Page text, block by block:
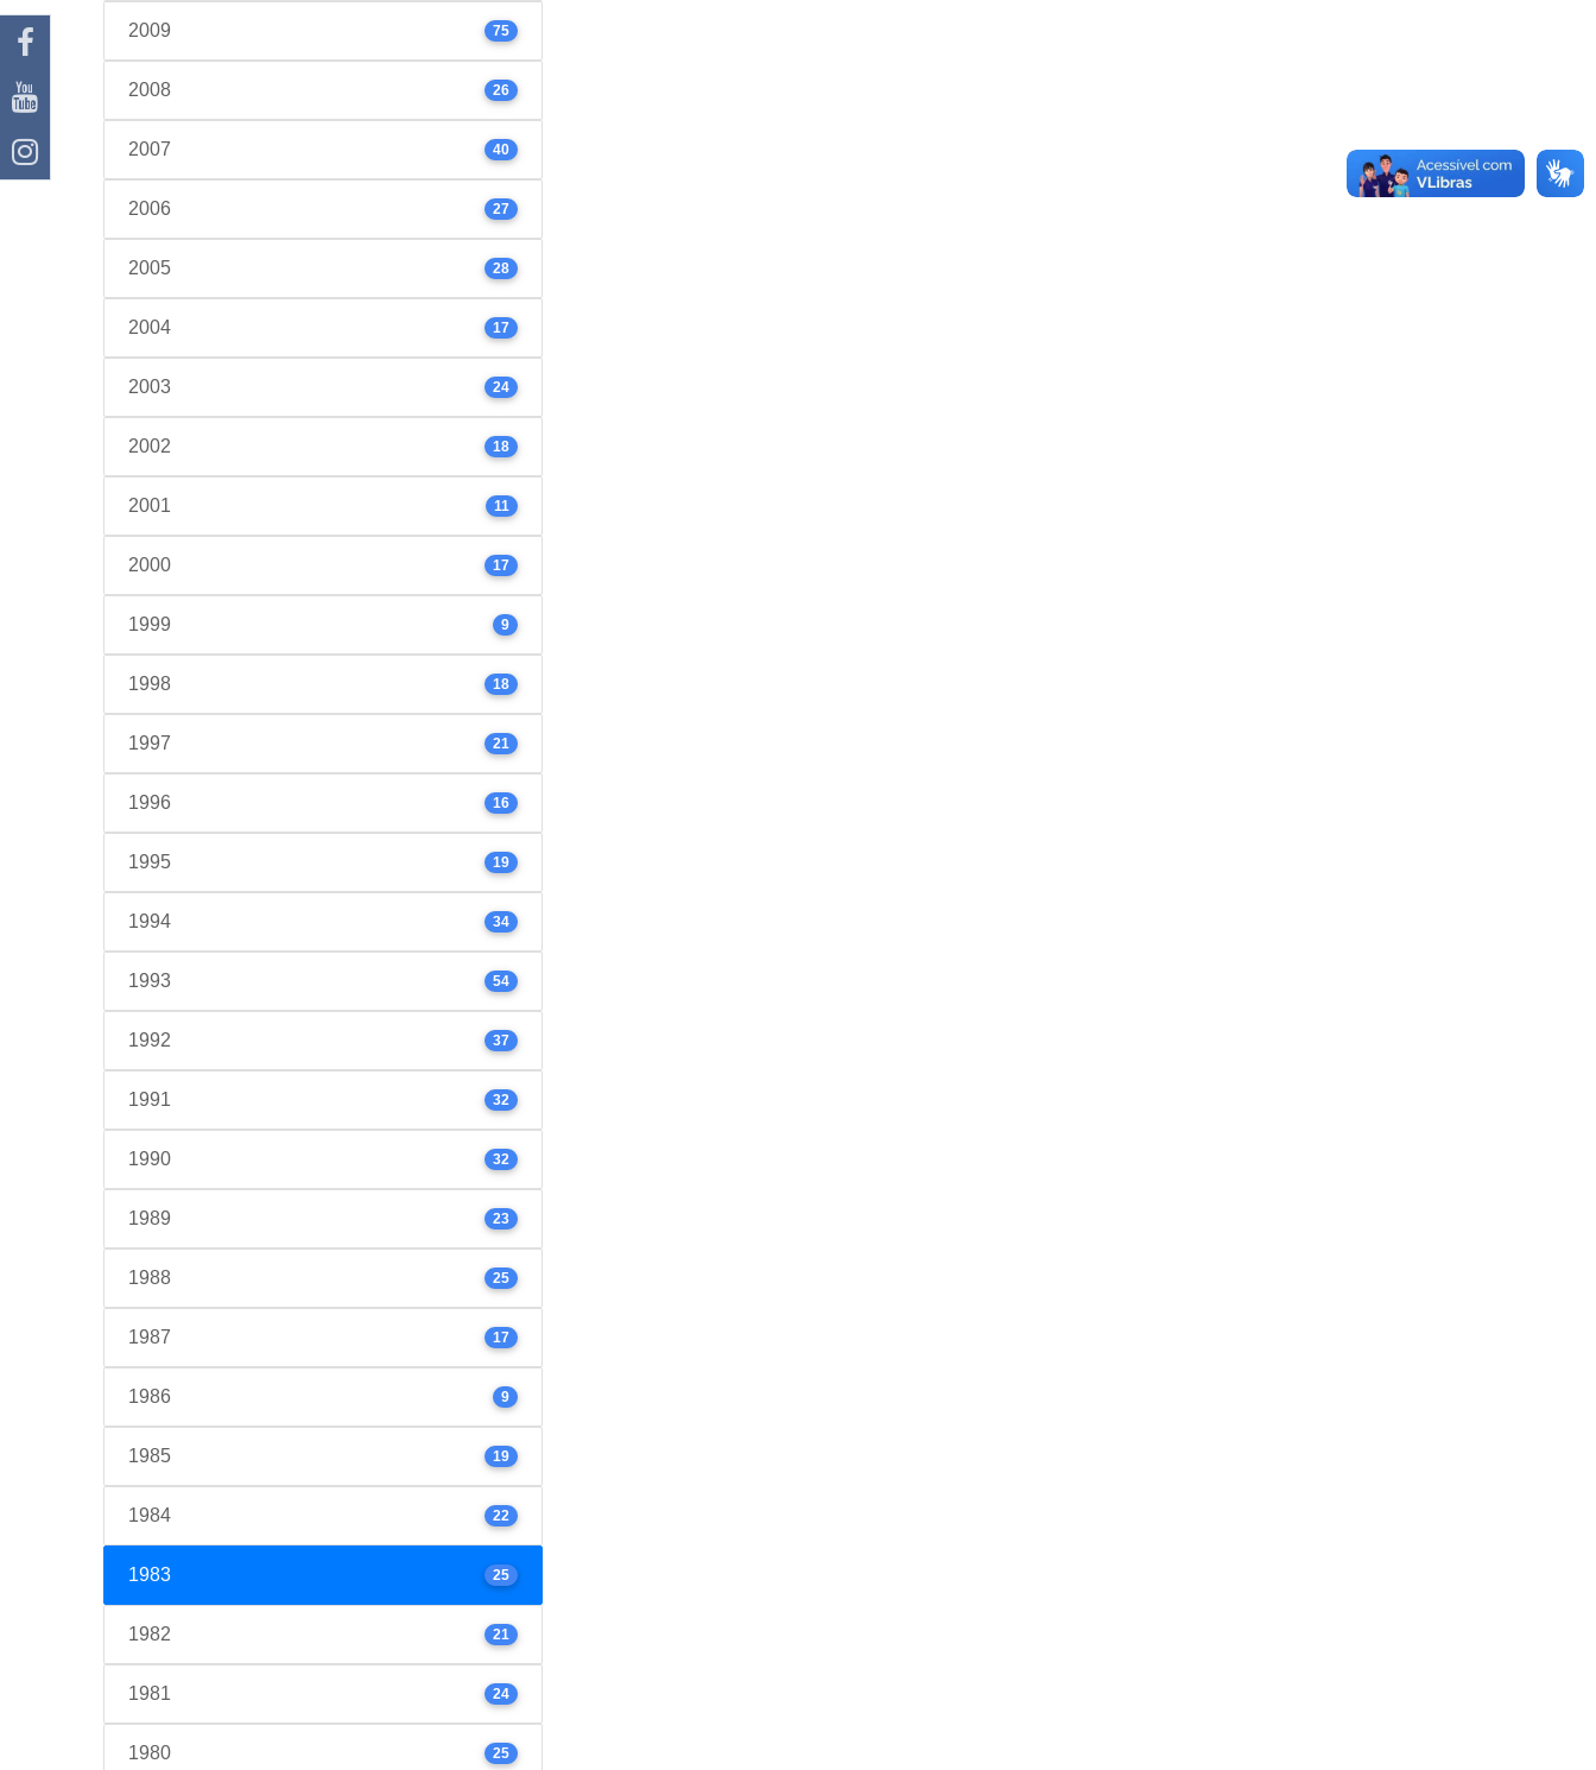
2009 75
2008 26
2007 40
2006 27
2005 28
2004 17
2003 24
2002 18
2001 11
2000 17
1999 9
1998 18
1997 21
1996 16
1995 19
1994 34
1993 54
1992 37
1991 32
1990 32
1989 23
1988 25
1987 17
1986 9
1985 19
1984 22
1983 25
1982 21
1981 24
1980 25